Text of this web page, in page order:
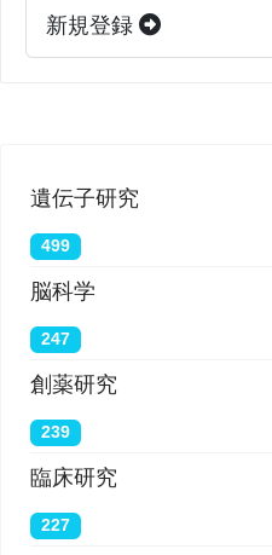
新規登録
遺伝子研究
499
脳科学
247
創薬研究
239
臨床研究
227